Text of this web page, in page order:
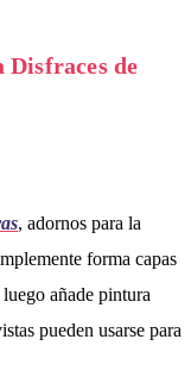
Disfraces de
, adornos para la
forma capas
añade pintura
pueden usarse para